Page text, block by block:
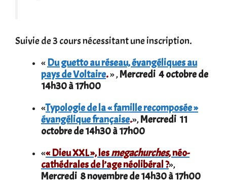
Suivie de 3 cours nécessitant une inscription.
« Du guetto au réseau, évangéliques au
pays de Voltaire.» ,Mercredi 4 octobre de
14h30 à 17h00
«Typologie de la « famille recomposée »
évangélique française.»,Mercredi 11
octobre de 14h30 à 17h00
«« Dieu XXL », lesmegachurches, néo-
cathédrales de l’age néolibéral ?»,
Mercredi 8 novembre de 14h30 à 17h00